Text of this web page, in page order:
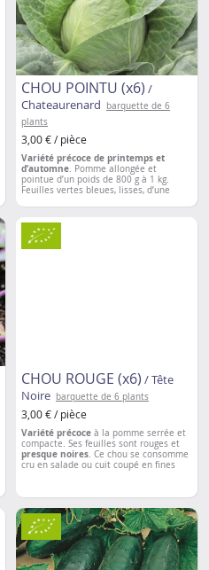
CHOU POINTU (x6) /
Chateaurenard
barquette de 6
plants
3,00 € / pièce
Variété précoce de printemps et
d’automne. Pomme allongée et
pointue d’un poids de 800 g à 1 kg.
Feuilles vertes bleues, lisses, d’une
Espacement entre les plantations
cm
CHOU ROUGE (x6) / Tête
Noire barquette de 6 plants
3,00 € / pièce
Variété précoce à la pomme serrée et
compacte. Ses feuilles sont rouges et
presque noires. Ce chou se consomme
cru en salade ou cuit coupé en fines